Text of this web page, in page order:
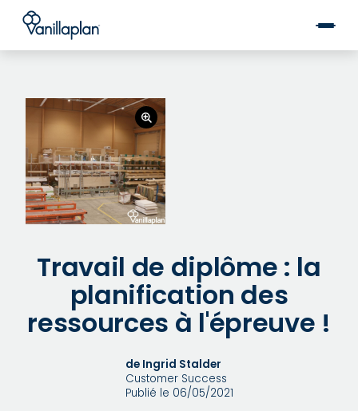
®
Travail de diplôme : la
planification des
ressources à l'épreuve !
de Ingrid Stalder
Customer Success
Publié le 06/05/2021